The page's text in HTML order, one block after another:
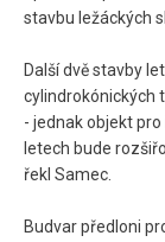
stavbu ležáckých
Další dvě stavby
cylindrokónických
- jednak objekt
letech bude
řekl Samec.
Budvar předloni